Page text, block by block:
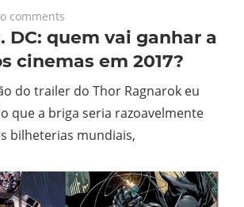
comments
DC: quem vai ganhar a
cinemas em 2017?
do trailer do Thor Ragnarok eu
que a briga seria razoavelmente
bilheterias mundiais,